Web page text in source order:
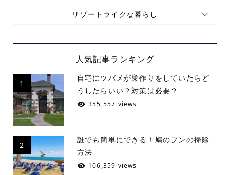
リゾートライクな暮らし
人気記事ランキング
1
自宅にツバメが巣作りをしていたらど
うしたらいい？対策は必要？
355,557 views
2
誰でも簡単にできる！鳩のフンの掃除
方法
106,359 views